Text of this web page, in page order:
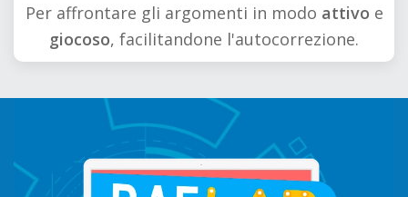
Per affrontare gli argomenti in modo attivo e
giocoso, facilitandone l'autocorrezione.